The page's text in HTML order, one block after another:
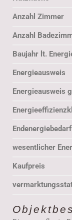
Anzahl Zimmer
Anzahl
Baujahr lt.
Energieausweis
Energieausweis
Endenergiebedarf
wesentlicher
Kaufpreis